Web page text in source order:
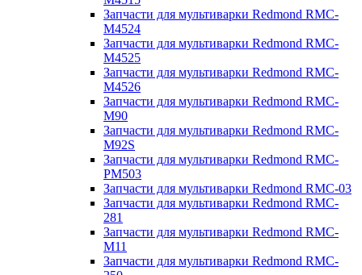
Запчасти для мультиварки Redmond RMC-
M4524
Запчасти для мультиварки Redmond RMC-
M4525
Запчасти для мультиварки Redmond RMC-
M4526
Запчасти для мультиварки Redmond RMC-
M90
Запчасти для мультиварки Redmond RMC-
M92S
Запчасти для мультиварки Redmond RMC-
PM503
Запчасти для мультиварки Redmond RMC-03
Запчасти для мультиварки Redmond RMC-
281
Запчасти для мультиварки Redmond RMC-
M11
Запчасти для мультиварки Redmond RMC-